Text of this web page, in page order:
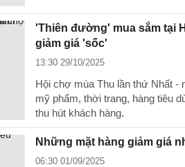
'Thiên đường' mua sắm tại
giảm giá 'sốc'
13:30 29/10/2025
Hội chợ mùa Thu lần thứ Nhất -
mỹ phẩm, thời trang, hàng tiêu
thu hút khách hàng.
Những mặt hàng giảm giá
06:30 01/09/2025